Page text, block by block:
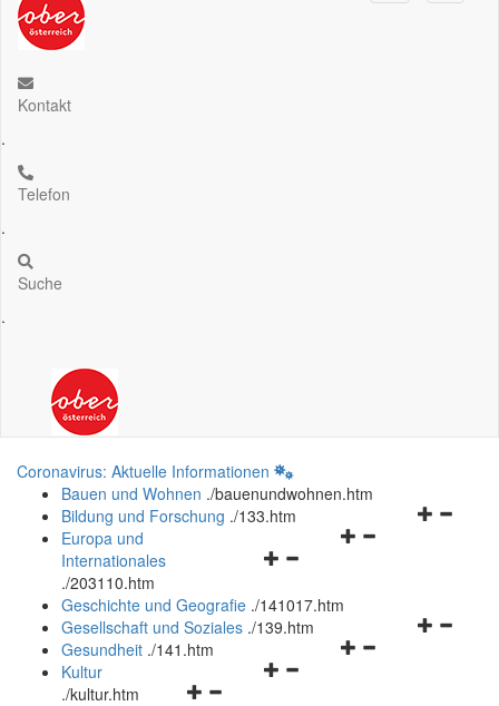
Kontakt
.
Telefon
.
Suche
.
Coronavirus: Aktuelle Informationen
Bauen und Wohnen ./bauenundwohnen.htm
Navigationsmenü
schließen
Bildung und Forschung ./133.htm
Navigationsmenü
und
schließen
Europa und
Internationales
./203110.htm
Geschichte und Geografie ./141017.htm
Navigationsmenü
Gesellschaft und Soziales ./139.htm
Navigationsmenü
Gesundheit ./141.htm
Navigationsmenü
Kultur
./kultur.htm